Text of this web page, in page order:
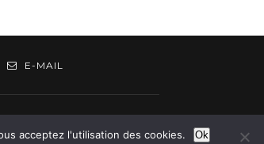
E-MAIL
acceptez l'utilisation des cookies. Ok